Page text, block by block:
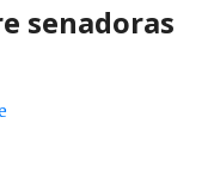
senadoras